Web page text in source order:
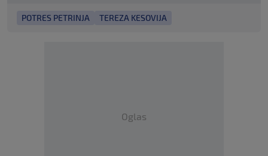
POTRES PETRINJA TEREZA KESOVIJA
Oglas